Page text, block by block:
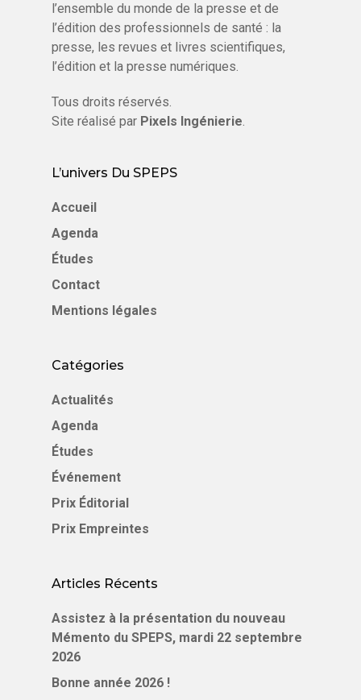
Sectorisation :
3 - AUTRES PROFESSIONS DE SANTE &
Paramédical et autres professions de santé
l’ensemble du monde de la presse et de
l’édition des professionnels de santé : la
presse, les revues et livres scientifiques,
l’édition et la presse numériques.
Tous droits réservés.
Site réalisé par Pixels Ingénierie.
L’univers Du SPEPS
Accueil
Agenda
Études
Contact
Mentions légales
Catégories
Actualités
Agenda
Études
Événement
Prix Éditorial
Prix Empreintes
Articles Récents
Assistez à la présentation du nouveau
Mémento du SPEPS, mardi 22 septembre
2026
Bonne année 2026 !